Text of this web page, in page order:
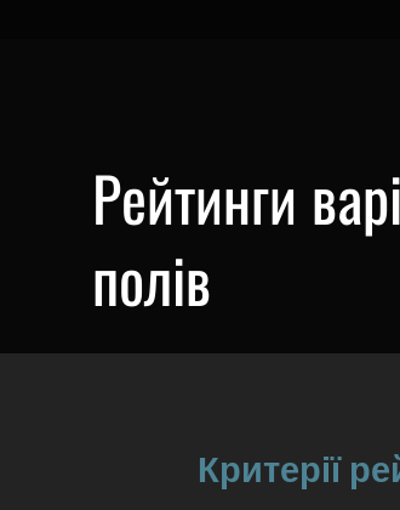
Рейтинги
полів
Критерії